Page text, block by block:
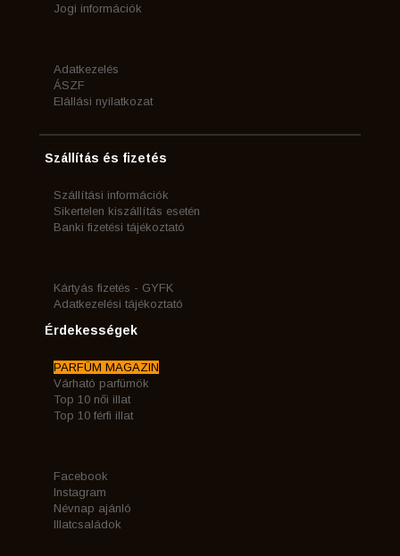
Jogi információk
Adatkezelés
ÁSZF
Elállási nyilatkozat
Szállítás és fizetés
Szállítási információk
Sikertelen kiszállítás esetén
Banki fizetési tájékoztató
Kártyás fizetés - GYFK
Adatkezelési tájékoztató
Érdekességek
PARFÜM MAGAZIN
Várható parfümök
Top 10 női illat
Top 10 férfi illat
Facebook
Instagram
Névnap ajánló
Illatcsaládok